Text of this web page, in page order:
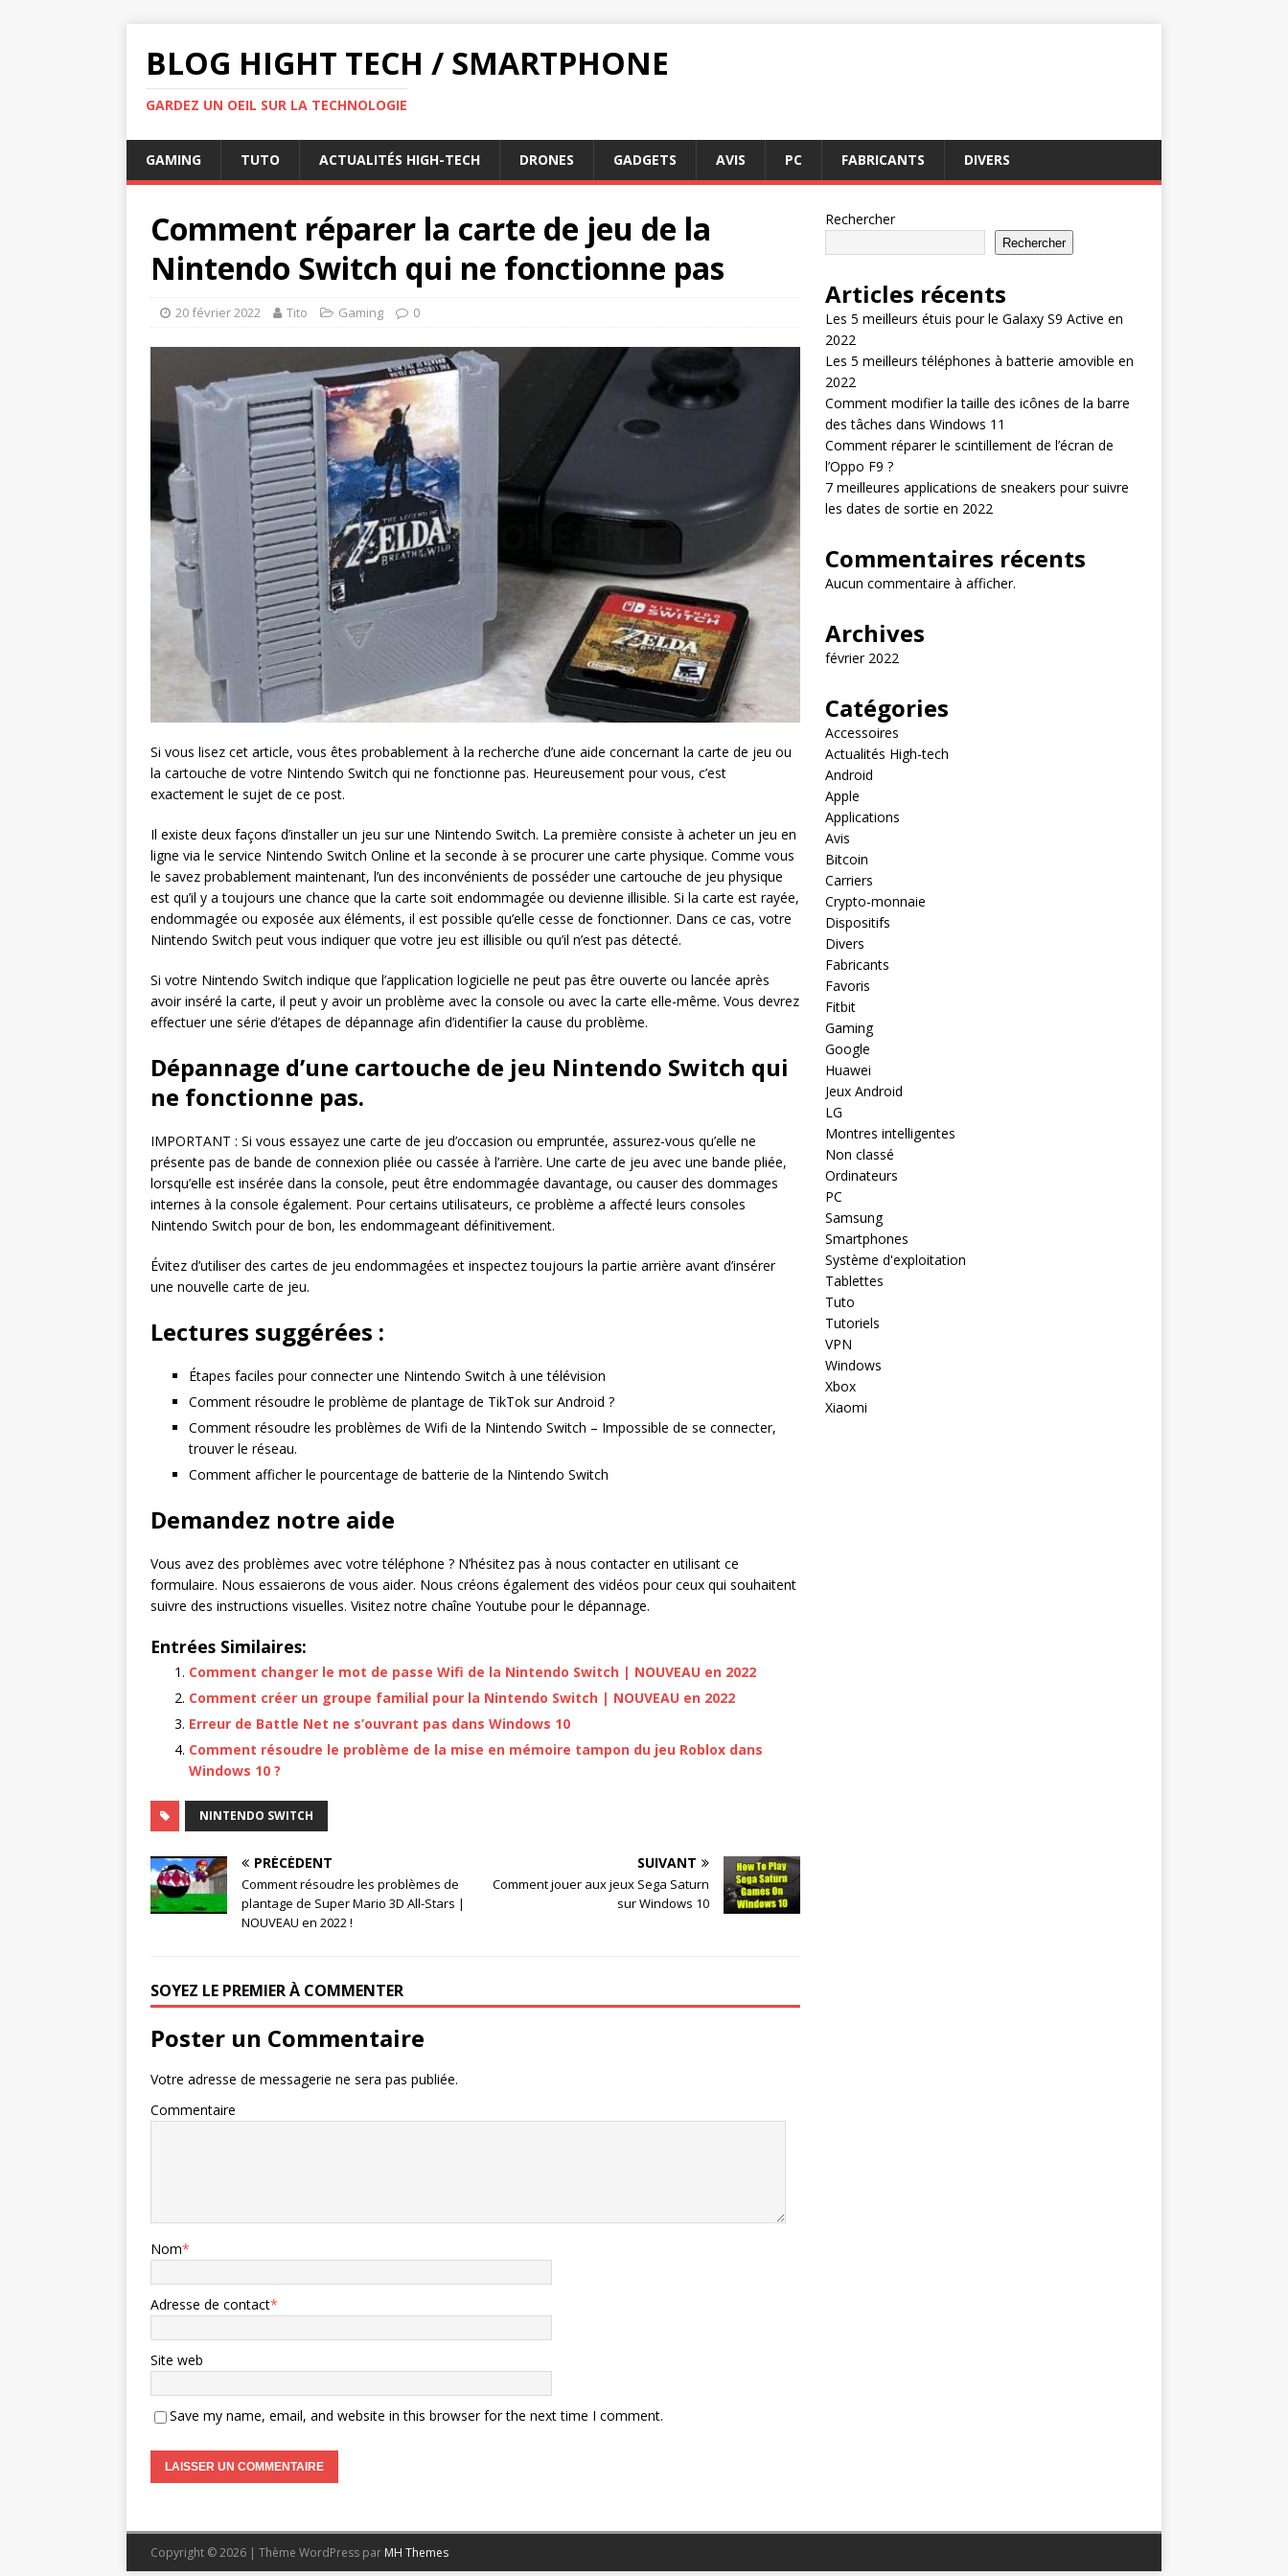
BLOG HIGHT TECH / SMARTPHONE
GARDEZ UN OEIL SUR LA TECHNOLOGIE
GAMING TUTO ACTUALITÉS HIGH-TECH DRONES GADGETS AVIS PC FABRICANTS DIVERS
Comment réparer la carte de jeu de la
Nintendo Switch qui ne fonctionne pas
20 février 2022 Tito Gaming 0
Si vous lisez cet article, vous êtes probablement à la recherche d’une aide concernant la carte de jeu ou
la cartouche de votre Nintendo Switch qui ne fonctionne pas. Heureusement pour vous, c’est
exactement le sujet de ce post.
Il existe deux façons d’installer un jeu sur une Nintendo Switch. La première consiste à acheter un jeu en
ligne via le service Nintendo Switch Online et la seconde à se procurer une carte physique. Comme vous
le savez probablement maintenant, l’un des inconvénients de posséder une cartouche de jeu physique
est qu’il y a toujours une chance que la carte soit endommagée ou devienne illisible. Si la carte est rayée,
endommagée ou exposée aux éléments, il est possible qu’elle cesse de fonctionner. Dans ce cas, votre
Nintendo Switch peut vous indiquer que votre jeu est illisible ou qu’il n’est pas détecté.
Si votre Nintendo Switch indique que l’application logicielle ne peut pas être ouverte ou lancée après
avoir inséré la carte, il peut y avoir un problème avec la console ou avec la carte elle-même. Vous devrez
effectuer une série d’étapes de dépannage afin d’identifier la cause du problème.
Dépannage d’une cartouche de jeu Nintendo Switch qui
ne fonctionne pas.
IMPORTANT : Si vous essayez une carte de jeu d’occasion ou empruntée, assurez-vous qu’elle ne
présente pas de bande de connexion pliée ou cassée à l’arrière. Une carte de jeu avec une bande pliée,
lorsqu’elle est insérée dans la console, peut être endommagée davantage, ou causer des dommages
internes à la console également. Pour certains utilisateurs, ce problème a affecté leurs consoles
Nintendo Switch pour de bon, les endommageant définitivement.
Évitez d’utiliser des cartes de jeu endommagées et inspectez toujours la partie arrière avant d’insérer
une nouvelle carte de jeu.
Lectures suggérées :
Étapes faciles pour connecter une Nintendo Switch à une télévision
Comment résoudre le problème de plantage de TikTok sur Android ?
Comment résoudre les problèmes de Wifi de la Nintendo Switch – Impossible de se connecter,
trouver le réseau.
Comment afficher le pourcentage de batterie de la Nintendo Switch
Demandez notre aide
Vous avez des problèmes avec votre téléphone ? N’hésitez pas à nous contacter en utilisant ce
formulaire. Nous essaierons de vous aider. Nous créons également des vidéos pour ceux qui souhaitent
suivre des instructions visuelles. Visitez notre chaîne Youtube pour le dépannage.
Entrées Similaires:
Comment changer le mot de passe Wifi de la Nintendo Switch | NOUVEAU en 2022
Comment créer un groupe familial pour la Nintendo Switch | NOUVEAU en 2022
Erreur de Battle Net ne s’ouvrant pas dans Windows 10
Comment résoudre le problème de la mise en mémoire tampon du jeu Roblox dans
Windows 10 ?
NINTENDO SWITCH
PRÉCÉDENT
Comment résoudre les problèmes de
plantage de Super Mario 3D All-Stars |
NOUVEAU en 2022 !
SUIVANT
Comment jouer aux jeux Sega Saturn
sur Windows 10
SOYEZ LE PREMIER À COMMENTER
Poster un Commentaire
Votre adresse de messagerie ne sera pas publiée.
Commentaire
Nom*
Adresse de contact*
Site web
Save my name, email, and website in this browser for the next time I comment.
Rechercher
Rechercher
Articles récents
Les 5 meilleurs étuis pour le Galaxy S9 Active en
2022
Les 5 meilleurs téléphones à batterie amovible en
2022
Comment modifier la taille des icônes de la barre
des tâches dans Windows 11
Comment réparer le scintillement de l’écran de
l’Oppo F9 ?
7 meilleures applications de sneakers pour suivre
les dates de sortie en 2022
Commentaires récents
Aucun commentaire à afficher.
Archives
février 2022
Catégories
Accessoires
Actualités High-tech
Android
Apple
Applications
Avis
Bitcoin
Carriers
Crypto-monnaie
Dispositifs
Divers
Fabricants
Favoris
Fitbit
Gaming
Google
Huawei
Jeux Android
LG
Montres intelligentes
Non classé
Ordinateurs
PC
Samsung
Smartphones
Système d'exploitation
Tablettes
Tuto
Tutoriels
VPN
Windows
Xbox
Xiaomi
Copyright © 2026 | Thème WordPress par MH Themes